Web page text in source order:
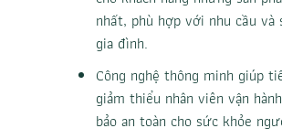
nhất, phù hợp với nhu cầu
gia đình.
Công nghệ thông minh giúp
giảm thiểu nhân viên vận
bảo an toàn cho sức khỏe